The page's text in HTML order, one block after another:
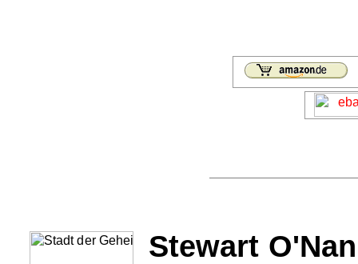
Stewart